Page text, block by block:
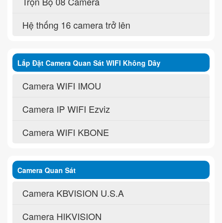
Hệ thống 16 camera trở lên
Lắp Đặt Camera Quan Sát WIFI Không Dây
Camera WIFI IMOU
Camera IP WIFI Ezviz
Camera WIFI KBONE
Camera Quan Sát
Camera KBVISION U.S.A
Camera HIKVISION